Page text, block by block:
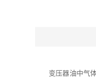
变压器油中气体